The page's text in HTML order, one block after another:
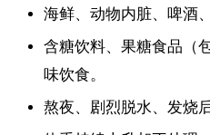
海鲜、动物内脏、啤酒
含糖饮料、果糖食品（
味饮食。
熬夜、剧烈脱水、发烧